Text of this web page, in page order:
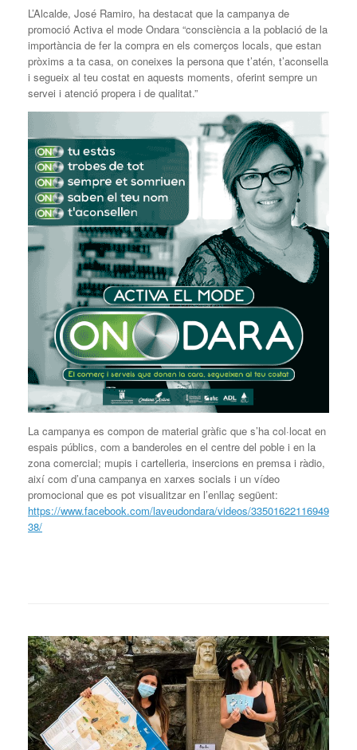
L’Alcalde, José Ramiro, ha destacat que la campanya de
promoció Activa el mode Ondara “consciència a la població de la
importància de fer la compra en els comerços locals, que estan
pròxims a ta casa, on coneixes la persona que t’atén, t’aconsella
i segueix al teu costat en aquests moments, oferint sempre un
servei i atenció propera i de qualitat.”
La campanya es compon de material gràfic que s’ha col·locat en
espais públics, com a banderoles en el centre del poble i en la
zona comercial; mupis i cartelleria, insercions en premsa i ràdio,
així com d’una campanya en xarxes socials i un vídeo
promocional que es pot visualitzar en l’enllaç següent:
https://www.facebook.com/laveudondara/videos/33501622116949
38/